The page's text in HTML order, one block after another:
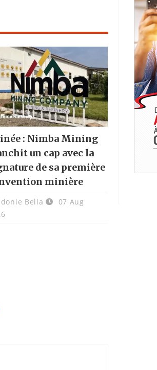
: Nimba Mining
un cap avec la
de sa première
minière
Bella
07 Aug